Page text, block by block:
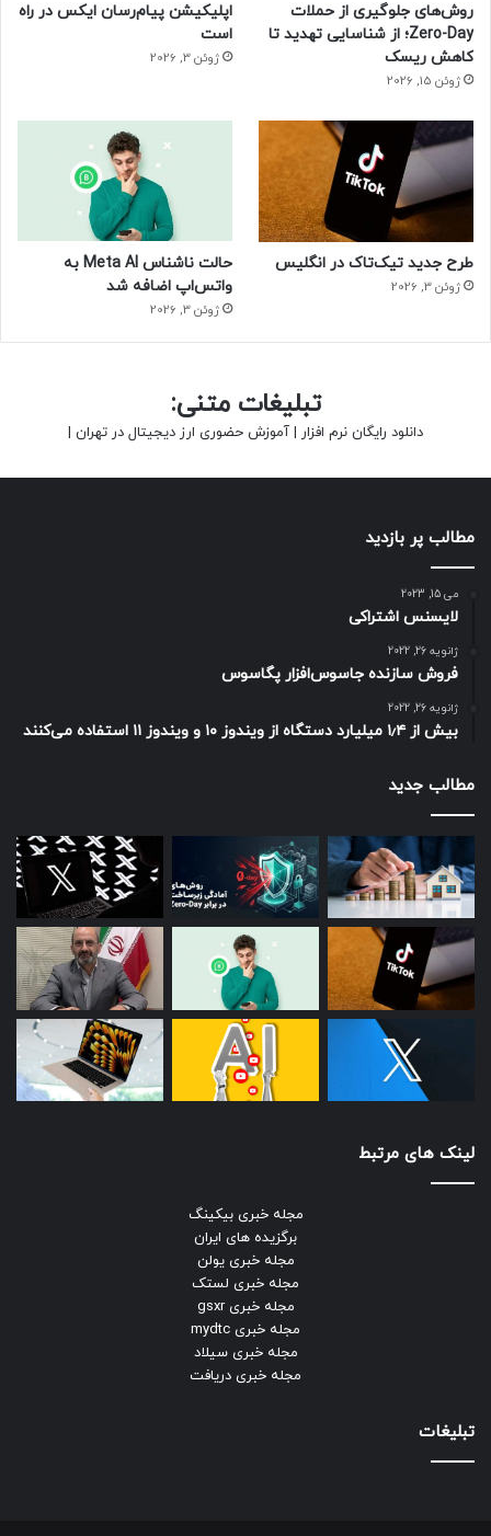
روش‌های جلوگیری از حملات
Zero-Day؛ از شناسایی تهدید تا
کاهش ریسک
ژوئن 15, 2026
اپلیکیشن پیام‌رسان ایکس در راه
است
ژوئن 3, 2026
طرح جدید تیک‌تاک در انگلیس
ژوئن 3, 2026
حالت ناشناس Meta AI به
واتس‌اپ اضافه شد
ژوئن 3, 2026
تبلیغات متنی:
دانلود رایگان نرم افزار | آموزش حضوری ارز دیجیتال در تهران |
مطالب پر بازدید
می 15, 2023
لایسنس اشتراکی
ژانویه 26, 2022
فروش سازنده جاسوس‌افزار پگاسوس
ژانویه 26, 2022
بیش از ۱٫۴ میلیارد دستگاه از ویندوز ۱۰ و ویندوز ۱۱ استفاده می‌کنند
مطالب جدید
لینک های مرتبط
مجله خبری بیکینگ
برگزیده های ایران
مجله خبری یولن
مجله خبری لستک
مجله خبری gsxr
مجله خبری mydtc
مجله خبری سیلاد
مجله خبری دریافت
تبلیغات